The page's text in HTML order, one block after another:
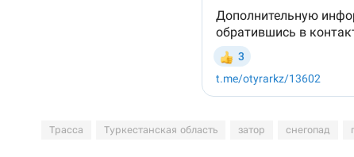
Трасса Туркестанская область затор снегопад